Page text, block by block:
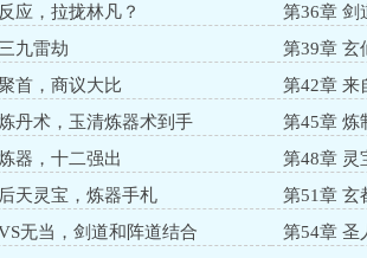
应，拉拢林凡？
第36章 剑
九雷劫
第39章 玄
首，商议大比
第42章 来
丹术，玉清炼器术到手
第45章 炼
器，十二强出
第48章 灵
天灵宝，炼器手札
第51章 玄
无当，剑道和阵道结合
第54章 圣